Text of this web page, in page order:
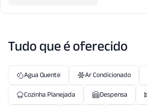
Tudo que é oferecido
Agua Quente Ar Condicionado
Cozinha Planejada
Despensa